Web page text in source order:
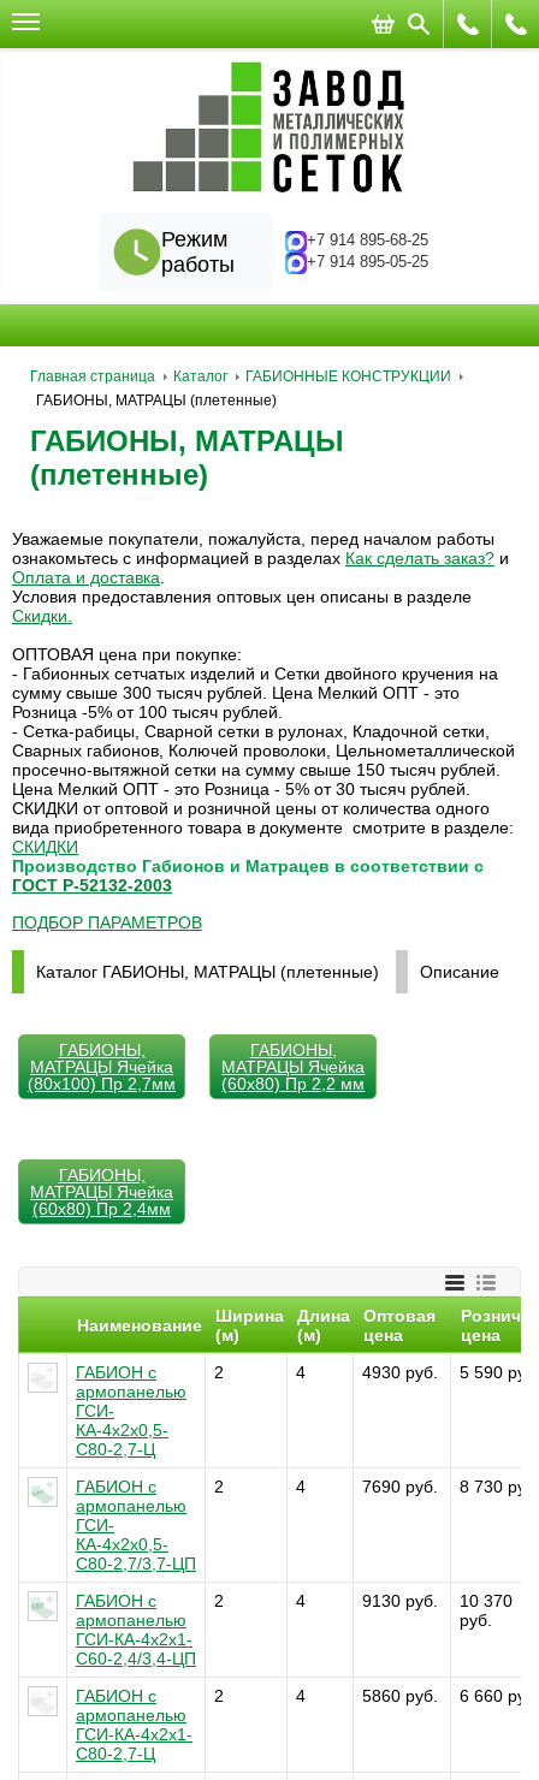
+7 914 895-68-25
+7 914 895-05-25
Режим
работы
Главная страница Каталог
ГАБИОННЫЕ КОНСТРУКЦИИ
ГАБИОНЫ, МАТРАЦЫ (плетенные)
ГАБИОНЫ, МАТРАЦЫ
(плетенные)
Уважаемые покупатели, пожалуйста, перед началом работы
ознакомьтесь с информацией в разделах Как сделать заказ? и
Оплата и доставка
Условия предоставления оптовых цен описаны в разделе
Скидки
ОПТОВАЯ цена при покупке:
- Габионных сетчатых изделий и Сетки двойного кручения на
сумму свыше 300 тысяч рублей. Цена Мелкий ОПТ - это
Розница -5% от 100 тысяч рублей.
- Сетка-рабицы, Сварной сетки в рулонах, Кладочной сетки,
Сварных габионов, Колючей проволоки, Цельнометаллической
просечно-вытяжной сетки на сумму свыше 150 тысяч рублей.
Цена Мелкий ОПТ - это Розница - 5% от 30 тысяч рублей.
СКИДКИ от оптовой и розничной цены от количества одного
вида приобретенного товара в документе смотрите в разделе:
СКИДКИ
Производство Габионов и Матрацев в соответствии с
ГОСТ Р-52132-2003
ПОДБОР ПАРАМЕТРОВ
Каталог ГАБИОНЫ, МАТРАЦЫ (плетенные) Описание
ГАБИОНЫ,
МАТРАЦЫ Ячейка
(80х100) Пр 2,7мм
ГАБИОНЫ,
МАТРАЦЫ Ячейка
(60х80) Пр 2,2 мм
ГАБИОНЫ,
МАТРАЦЫ Ячейка
(60х80) Пр 2,4мм
Наименование
Ширина
(м)
Длина
(м)
Оптовая
цена
цена
ГАБИОН с
армопанелью
ГСИ-
КА-4х2х0,5-
С80-2,7-Ц
2 4 4930 руб. 5 590 руб.
ГАБИОН с
армопанелью
ГСИ-
КА-4х2х0,5-
С80-2,7/3,7-ЦП
2 4 7690 руб. 8 730 руб.
ГАБИОН с
армопанелью
ГСИ-КА-4х2х1-
С60-2,4/3,4-ЦП
2 4 9130 руб.
10 370
руб.
ГАБИОН с
армопанелью
ГСИ-КА-4х2х1-
С80-2,7-Ц
2 4 5860 руб. 6 660 руб.